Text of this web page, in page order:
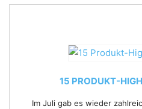
15 PRODUKT-
Im Juli gab es wieder